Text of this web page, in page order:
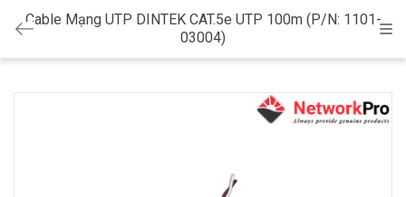
Cable Mạng UTP DINTEK CAT.5e UTP 100m (P/N: 1101-
03004)